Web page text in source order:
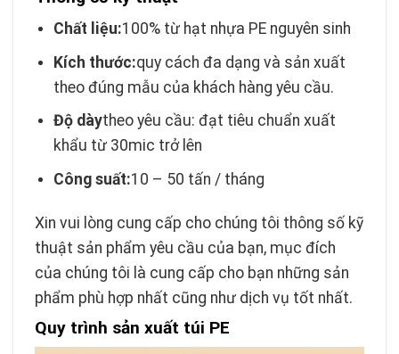
Chất liệu:100% từ hạt nhựa PE nguyên sinh
Kích thước:quy cách đa dạng và sản xuất
theo đúng mẫu của khách hàng yêu cầu.
Độ dàytheo yêu cầu: đạt tiêu chuẩn xuất
khẩu từ 30mic trở lên
Công suất:10 – 50 tấn / tháng
Xin vui lòng cung cấp cho chúng tôi thông số kỹ
thuật sản phẩm yêu cầu của bạn, mục đích
của chúng tôi là cung cấp cho bạn những sản
phẩm phù hợp nhất cũng như dịch vụ tốt nhất.
Quy trình sản xuất túi PE